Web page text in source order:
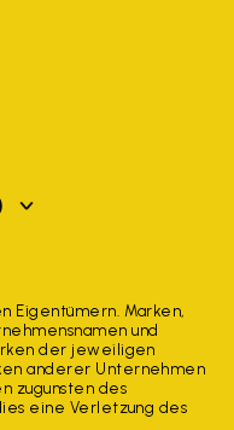
Eigentümern. Marken,
und
der jeweiligen
anderer Unternehmen
zugunsten des
eine Verletzung des